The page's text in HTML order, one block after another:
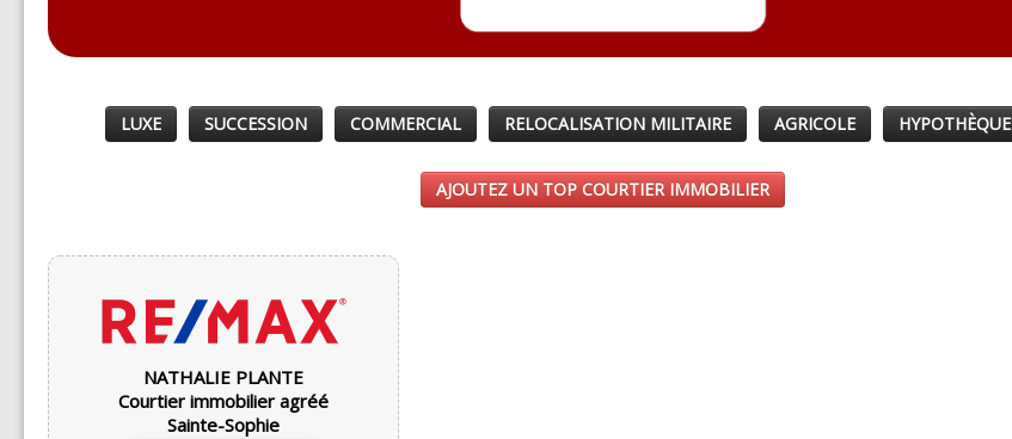
LUXE SUCCESSION COMMERCIAL RELOCALISATION MILITAIRE AGRICOLE HYPOTHÈQUE
AJOUTEZ UN TOP COURTIER IMMOBILIER
NATHALIE PLANTE
Courtier immobilier agréé
Sainte-Sophie